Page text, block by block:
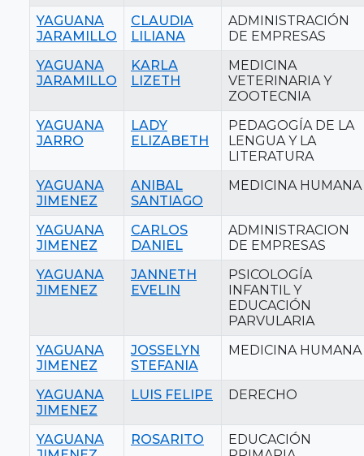
YAGUANA
JARAMILLO
CLAUDIA
LILIANA
ADMINISTRACIÓN
DE EMPRESAS
YAGUANA
JARAMILLO
KARLA
LIZETH
MEDICINA
VETERINARIA Y
ZOOTECNIA
YAGUANA
JARRO
LADY
ELIZABETH
PEDAGOGÍA DE LA
LENGUA Y LA
LITERATURA
YAGUANA
JIMENEZ
ANIBAL
SANTIAGO
MEDICINA HUMANA
YAGUANA
JIMENEZ
CARLOS
DANIEL
ADMINISTRACION
DE EMPRESAS
YAGUANA
JIMENEZ
JANNETH
EVELIN
PSICOLOGÍA
INFANTIL Y
EDUCACIÓN
PARVULARIA
YAGUANA
JIMENEZ
JOSSELYN
STEFANIA
MEDICINA HUMANA
YAGUANA
JIMENEZ
LUIS FELIPE DERECHO
YAGUANA
ROSARITO
EDUCACIÓN